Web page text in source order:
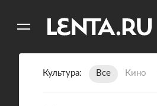
Культура Все Кино